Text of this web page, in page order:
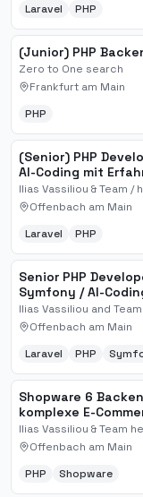
Laravel
PHP
(Junior) PHP
Zero to One search
Frankfurt am Main
PHP
(Senior) PHP
AI-Coding mit
Websites. Baue
Commerce-
Finanzhandel. *
Offenbach am Main
Laravel PHP
Senior PHP
Symfony / AI-
High-Traffic Web
Offenbach am Main
Laravel PHP
Shopware 6
komplexe E-
Online-Shop
Rhein-Main o.
Offenbach am Main
PHP Shopware